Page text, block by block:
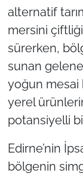
alternatif
mersini çiftliği
sürerken,
sunan
yoğun mesai
yerel
potansiyelli
Edirne’nin
bölgenin
TÜRKİYE
Bölge
Güvenlik